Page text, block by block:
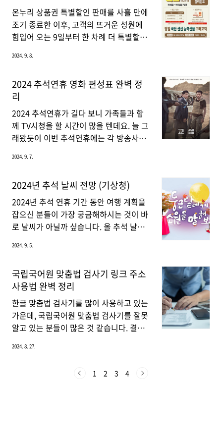
뿐만 아니라 초보자도 참가 가능합니다.
우승자에게는 상금과 인..
지원을 제공하여 안정적인 생활을 돕는 정
책입니다. 이 제도는 지역화폐로 지급되어
경기도 내에서만 사용할 수 있어, 청년 지
합니다. 특히 만 24세 청년을 대상으로 지
요한 발판이 됩니다.신청 요건 및 대상자
2024년 경기도 청년기본소득 신청 자격은
경기도에 3년 이상 계속 거주하거나, 합산
10년 이상 거주한 청년..
온누리 상품권 특별할인 판매를 사흘 만에
조기 종료한 이후, 고객의 뜨거운 성원에
힘입어 오는 9일부터 한 차례 더 특별할인
구매할 수 있는 곳과 사용처를 자세하게
할인9일부터 재개되는 온누리상품권 특별
할인은 카드형 및 모바일 온누리상품권의
경우 기존보다 5% 포인트 상향된 15% 할
인가로, 지류형 온누리상품권은 5% 포인
트 더 할인된 10% 할인가로 판매됩니다.
드형, 모바일 상품권 모두 각각 200만 원
황에 따라 조기 소진될 수 있으니, 필요한
소비자들은 서둘러 구매하는 것이 좋습니
다. 온누리 상품권 15% 할인 바로구매
👆 추가 환급 행사도 함..
2024. 9. 8.
2024 추석연휴 영화 편성표 완벽 정
리
2024 추석연휴가 길다 보니 가족들과 함
께 TV시청을 할 시간이 많을 텐데요. 늘 그
래왔듯이 이번 추석연휴에는 각 방송사에
들은 오늘 이 글을 보시면 추석연휴 영화
영화전문 채널 OCN의 추석영화 편성표가
궁금하신 분들은 아래를 참고하시면 OCN
채널의 모든 편성표를 알아가실 수 있습니
다. OCN편성표 바로가기👆 KBS2 영화편
황정민, 현빈줄거리: 중동에서 벌어진 인
특수요원의 협력 이야기. 두 주인공은 협
상과 작전을 통해 인질을 구출하려고 하지
만 예기치 않은 상황에 직면하게 됩니다.
공조 2 (9월 15일 오후 12시 50분)주연:
현..
2024. 9. 7.
2024년 추석 날씨 전망 (기상청)
2024년 추석 연휴 기간 동안 여행 계획을
잡으신 분들이 가장 궁금해하시는 것이 바
로 날씨가 아닐까 싶습니다. 올 추석 날씨
을 거라고 하는데요. 오늘 이 글을 보시게
실 수 있을 겁니다.2024년 추석 연휴 날짜
와 기간 2024년 추석은 양력으로 9월 17
일(화요일)이며, 많은 사람들이 추석 전후
로 긴 연휴를 보내게 될 것입니다. 9월 16
일 월요일부터 9월 18일 수요일까지가 공
전후로도 주말과 휴가를 활용하여 최대 일
다. 따라서, 이 기간 동안 전국 각지에서 교
2024. 9. 5.
국립국어원 맞춤법 검사기 링크 주소
사용법 완벽 정리
한글 맞춤법 검사기를 많이 사용하고 있는
가운데, 국립국어원 맞춤법 검사기를 잘못
알고 있는 분들이 많은 것 같습니다. 결론
기는 실제로 존재하지 않습니다. 그 이유
사기 많은 사람들이 국립국어원이 네이버
2024. 8. 27.
1 2 3 4